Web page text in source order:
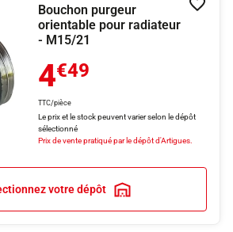
Bouchon purgeur
orientable pour radiateur
- M15/21
4€49
TTC/pièce
Le prix et le stock peuvent varier selon le dépôt
sélectionné
Prix de vente pratiqué par le dépôt d'Artigues.
votre dépôt